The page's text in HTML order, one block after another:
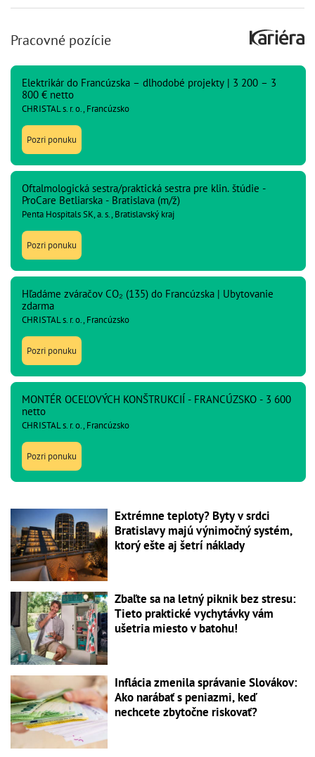
Pracovné pozície
Elektrikár do Francúzska – dlhodobé projekty | 3 200 – 3
800 € netto
CHRISTAL s. r. o., Francúzsko
Pozri ponuku
Oftalmologická sestra/praktická sestra pre klin. štúdie -
ProCare Betliarska - Bratislava (m/ž)
Penta Hospitals SK, a. s., Bratislavský kraj
Pozri ponuku
Hľadáme zváračov CO₂ (135) do Francúzska | Ubytovanie
zdarma
CHRISTAL s. r. o., Francúzsko
Pozri ponuku
MONTÉR OCEĽOVÝCH KONŠTRUKCIÍ - FRANCÚZSKO - 3 600
netto
CHRISTAL s. r. o., Francúzsko
Pozri ponuku
Extrémne teploty? Byty v srdci
Bratislavy majú výnimočný systém,
ktorý ešte aj šetrí náklady
Zbaľte sa na letný piknik bez stresu:
Tieto praktické vychytávky vám
ušetria miesto v batohu!
Inflácia zmenila správanie Slovákov:
Ako narábať s peniazmi, keď
nechcete zbytočne riskovať?